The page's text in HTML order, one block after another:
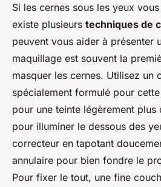
Si les cernes sous les yeux
existe plusieurs techniques de
peuvent vous aider à présenter
maquillage est souvent la
masquer les cernes. Utilisez un
spécialement formulé pour
pour une teinte légèrement
pour illuminer le dessous des
correcteur en tapotant
annulaire pour bien fondre le
Pour fixer le tout, une fine